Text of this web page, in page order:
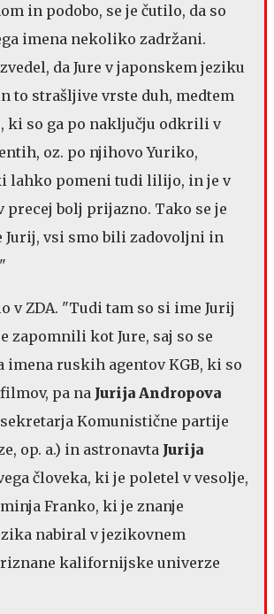
in podobo, se je čutilo, da so
imena nekoliko zadržani.
da Jure v japonskem jeziku
to strašljive vrste duh, medtem
ki so ga po naključju odkrili v
oz. po njihovo Yuriko,
lahko pomeni tudi lilijo, in je v
precej bolj prijazno. Tako se je
Jurij, vsi smo bili zadovoljni in
v ZDA. "Tudi tam so si ime Jurij
zapomnili kot Jure, saj so se
ruskih agentov KGB, ki so
pa na Jurija Andropova
Komunistične partije
op. a.) in astronavta Jurija
človeka, ki je poletel v vesolje,
Franko, ki je znanje
nabiral v jezikovnem
kalifornijske univerze